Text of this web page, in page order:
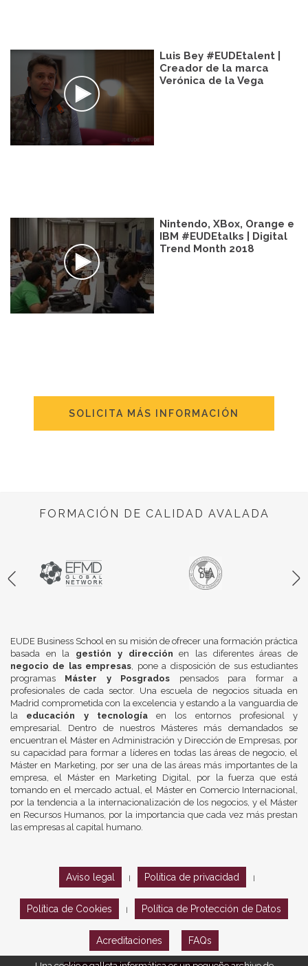
Luis Bey #EUDEtalent |
Creador de la marca
Verónica de la Vega
Nintendo, XBox, Orange e
IBM #EUDEtalks | Digital
Trend Month 2018
SOLICITA MÁS INFORMACIÓN
FORMACIÓN DE CALIDAD AVALADA
EUDE Business School en su misión de ofrecer una formación práctica
basada en la gestión y dirección en las diferentes áreas de
negocio de las empresas , pone a disposición de sus estudiantes
programas Máster y Posgrados pensados para formar a
profesionales de cada sector. Una escuela de negocios situada en
Madrid comprometida con la excelencia y estando a la vanguardia de
la educación y tecnologíaen los entornos profesional y
empresarial. Dentro de nuestros Másteres más demandados se
encuentran el Máster en Administración y Dirección de Empresas, por
su capacidad para formar a líderes en todas las áreas de negocio, el
Máster en Marketing, por ser una de las áreas más importantes de la
empresa, el Máster en Marketing Digital, por la fuerza que está
tomando en el mercado actual, el Máster en Comercio Internacional,
por la tendencia a la internacionalización de los negocios, y el Máster
en Recursos Humanos, por la importancia que cada vez más prestan
las empresas al capital humano.
Aviso legal Política de privacidad
Política de Cookies Política de Protección de Datos
Acreditaciones FAQs